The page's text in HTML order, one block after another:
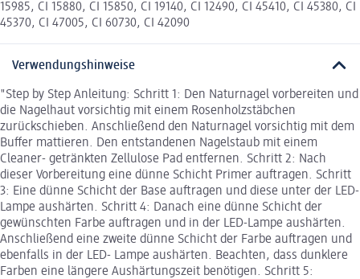
15985, CI 15880, CI 15850, CI 19140, CI 12490, CI 45410, CI 45380, CI
45370, CI 47005, CI 60730, CI 42090
Verwendungshinweise
"Step by Step Anleitung: Schritt 1: Den Naturnagel vorbereiten und
die Nagelhaut vorsichtig mit einem Rosenholzstäbchen
zurückschieben. Anschließend den Naturnagel vorsichtig mit dem
Buffer mattieren. Den entstandenen Nagelstaub mit einem
Cleaner- getränkten Zellulose Pad entfernen. Schritt 2: Nach
dieser Vorbereitung eine dünne Schicht Primer auftragen. Schritt
3: Eine dünne Schicht der Base auftragen und diese unter der LED-
Lampe aushärten. Schritt 4: Danach eine dünne Schicht der
gewünschten Farbe auftragen und in der LED-Lampe aushärten.
Anschließend eine zweite dünne Schicht der Farbe auftragen und
ebenfalls in der LED- Lampe aushärten. Beachten, dass dunklere
Farben eine längere Aushärtungszeit benötigen. Schritt 5: